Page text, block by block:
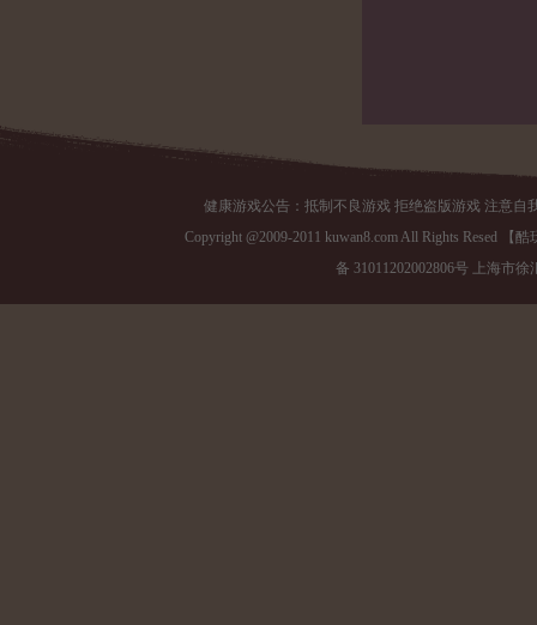
健康游戏公告：抵制不良游戏 拒绝盗版游戏 注意
Copyright @2009-2011 kuwan8.com All Rights Resed
备 31011202002806号 上海市